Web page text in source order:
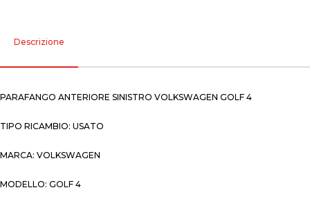
Descrizione
PARAFANGO ANTERIORE SINISTRO VOLKSWAGEN GOLF 4
TIPO RICAMBIO: USATO
MARCA: VOLKSWAGEN
MODELLO: GOLF 4